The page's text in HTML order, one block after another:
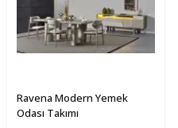
Ravena Modern Yemek
Odası Takımı